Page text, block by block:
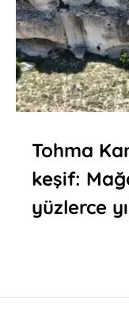
Tohma
keşif:
yüzlerce